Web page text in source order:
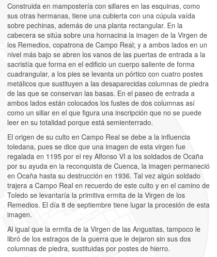
Construida en mampostería con sillares en las esquinas, como
sus otras hermanas, tiene una cubierta con una cúpula vaída
sobre pechinas, además de una planta rectangular. En la
cabecera se sitúa sobre una hornacina la imagen de la Virgen de
los Remedios, copatrona de Campo Real; y a ambos lados en un
nivel más bajo se abren los vanos de las puertas de entrada a la
sacristía que forma en el edificio un cuerpo saliente de forma
cuadrangular, a los pies se levanta un pórtico con cuatro postes
metálicos que sustituyen a las desaparecidas columnas de piedra
de las que se conservan las basas. En el paseo de entrada a
ambos lados están colocados los fustes de dos columnas así
como un sillar en el que figura una inscripción que no se puede
leer en su totalidad porque está semienterrado.
El origen de su culto en Campo Real se debe a la influencia
toledana, pues se dice que una imagen de esta virgen fue
regalada en 1195 por el rey Alfonso VI a los soldados de Ocaña
por su ayuda en la reconquista de Cuenca, la imagen permaneció
en Ocaña hasta su destrucción en 1936. Tal vez algún soldado
trajera a Campo Real en recuerdo de este culto y en el camino de
Toledo se levantaría la primitiva ermita de la Virgen de los
Remedios. El día 8 de septiembre tiene lugar la procesión de esta
imagen.
Al igual que la ermita de la Virgen de las Angustias, tampoco le
libró de los estragos de la guerra que le dejaron sin sus dos
columnas de piedra, sustituidas por postes de hierro.